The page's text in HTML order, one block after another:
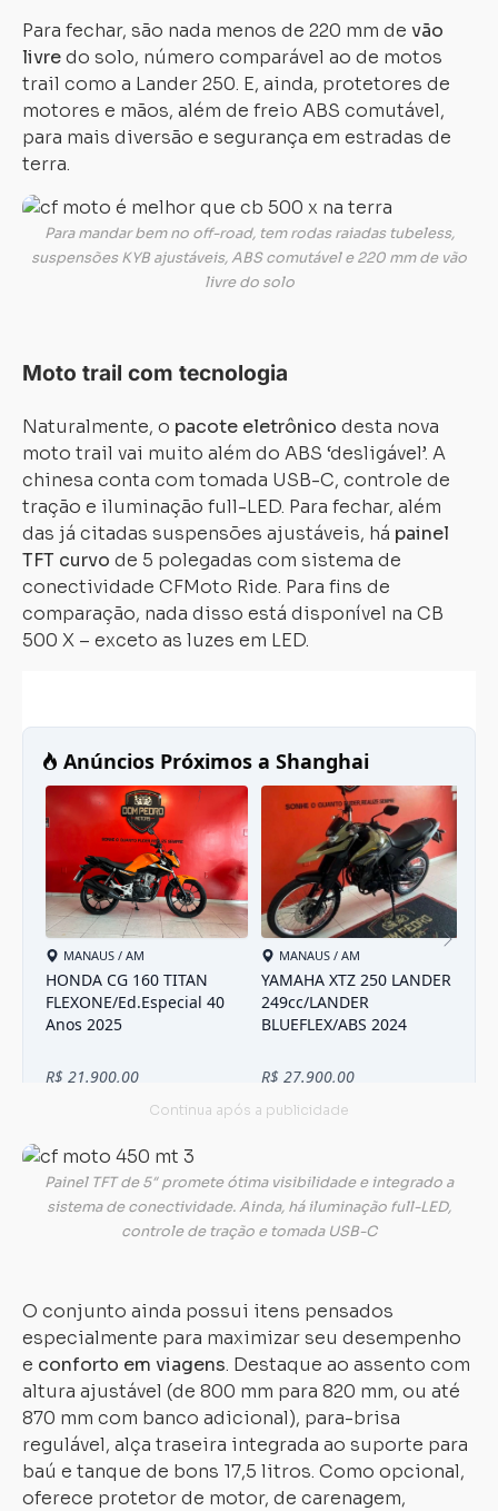
Para fechar, são nada menos de 220 mm de vão
livredo solo, número comparável ao de motos
trail como a Lander 250. E, ainda, protetores de
motores e mãos, além de freio ABS comutável,
para mais diversão e segurança em estradas de
terra.
Para mandar bem no off-road, tem rodas raiadas tubeless,
suspensões KYB ajustáveis, ABS comutável e 220 mm de vão
livre do solo
Moto trail com tecnologia
Naturalmente, o pacote eletrônico desta nova
moto trail vai muito além do ABS ‘desligável’. A
chinesa conta com tomada USB-C, controle de
tração e iluminação full-LED. Para fechar, além
das já citadas suspensões ajustáveis, há painel
TFT curvo de 5 polegadas com sistema de
conectividade CFMoto Ride. Para fins de
comparação, nada disso está disponível na CB
500 X – exceto as luzes em LED.
Painel TFT de 5″ promete ótima visibilidade e integrado a
sistema de conectividade. Ainda, há iluminação full-LED,
controle de tração e tomada USB-C
O conjunto ainda possui itens pensados
especialmente para maximizar seu desempenho
e conforto em viagens. Destaque ao assento com
altura ajustável (de 800 mm para 820 mm, ou até
870 mm com banco adicional), para-brisa
regulável, alça traseira integrada ao suporte para
baú e tanque de bons 17,5 litros. Como opcional,
oferece protetor de motor, de carenagem,